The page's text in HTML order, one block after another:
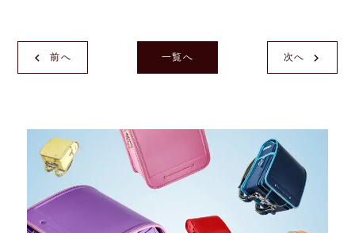
前へ 次へ
一覧へ